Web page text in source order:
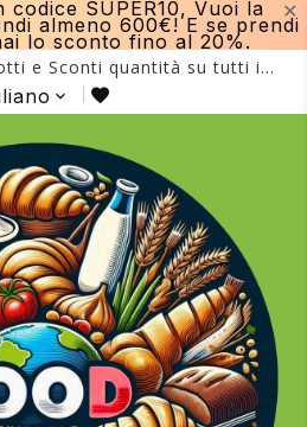
✕
codice SUPER10, Vuoi la
almeno 600€! E se prendi
lo sconto fino al 20%.
e Sconti quantità su tutti i
fino al -20%!